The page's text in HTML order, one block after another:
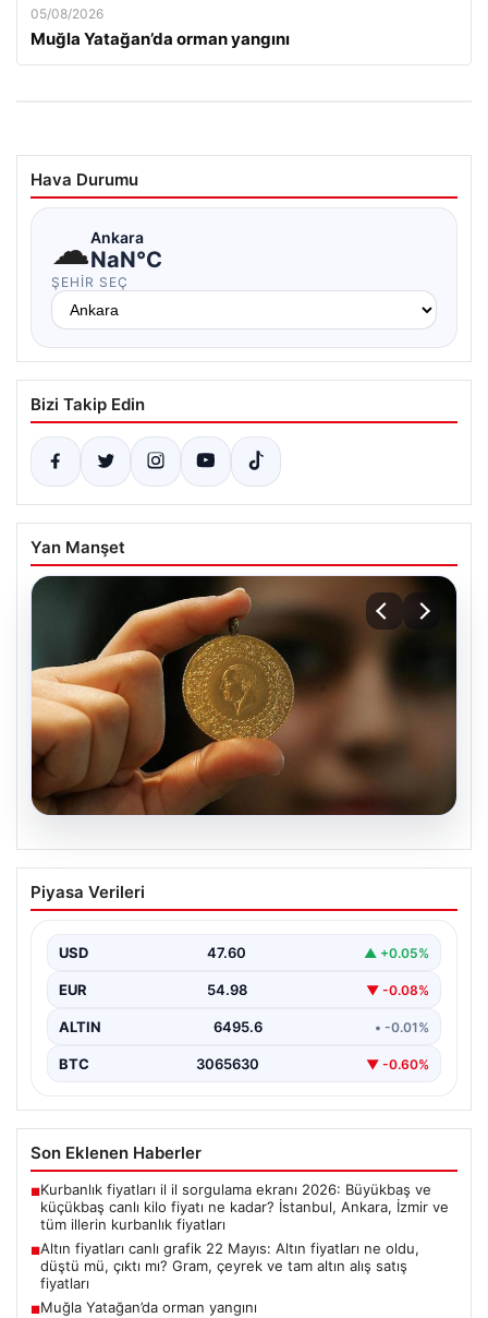
05/08/2026
Muğla Yatağan’da orman yangını
Hava Durumu
☁Ankara
NaN°C
ŞEHIR SEÇ
Bizi Takip Edin
Yan Manşet
05.08.2026
Altın fiyatları canlı grafik 22 Mayıs: Altın
fiyatları ne oldu, düştü mü, çıktı mı?
fiyatları
Piyasa Verileri
USD 47.60 ▲ +0.05%
EUR 54.98 ▼ -0.08%
ALTIN 6495.6 • -0.01%
BTC 3065630 ▼ -0.60%
Son Eklenen Haberler
■Kurbanlık fiyatları il il sorgulama ekranı 2026: Büyükbaş ve
küçükbaş canlı kilo fiyatı ne kadar? İstanbul, Ankara, İzmir ve
tüm illerin kurbanlık fiyatları
■Altın fiyatları canlı grafik 22 Mayıs: Altın fiyatları ne oldu,
düştü mü, çıktı mı? Gram, çeyrek ve tam altın alış satış
fiyatları
■Muğla Yatağan’da orman yangını